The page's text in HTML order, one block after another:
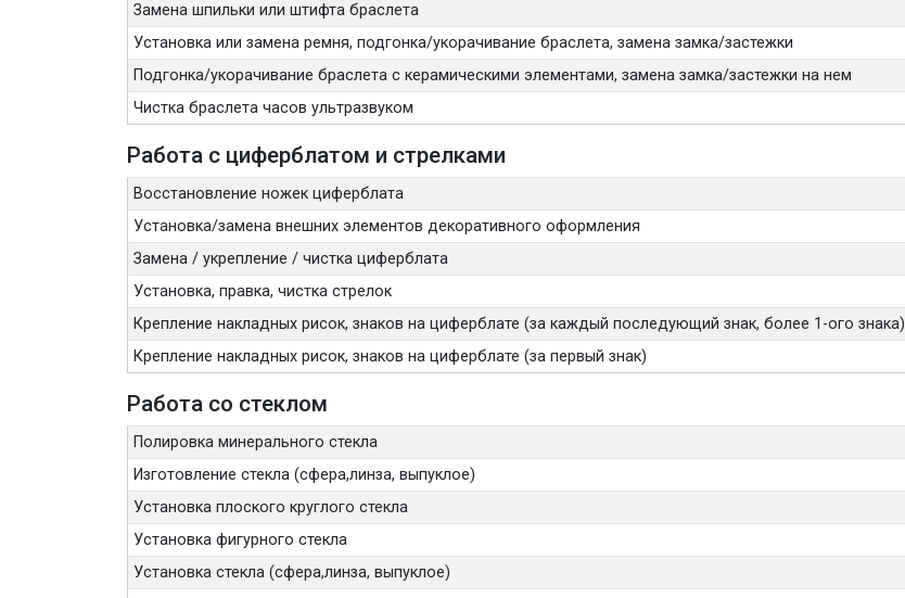
Замена шпильки или штифта браслета
Установка или замена ремня, подгонка/укорачивание браслета, замена замка/застежки
Подгонка/укорачивание браслета с керамическими элементами, замена замка/застежки на нем
Чистка браслета часов ультразвуком
Работа с циферблатом и стрелками
Восстановление ножек циферблата
Установка/замена внешних элементов декоративного оформления
Замена / укрепление / чистка циферблата
Установка, правка, чистка стрелок
Крепление накладных рисок, знаков на циферблате (за каждый последующий знак, более 1-ого знака)
Крепление накладных рисок, знаков на циферблате (за первый знак)
Работа со стеклом
Полировка минерального стекла
Изготовление стекла (сфера,линза, выпуклое)
Установка плоского круглого стекла
Установка фигурного стекла
Установка стекла (сфера,линза, выпуклое)